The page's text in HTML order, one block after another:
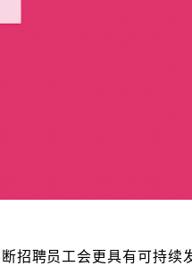
招聘员工会更具有可持续